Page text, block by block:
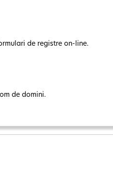
de registre on-line.
de domini.